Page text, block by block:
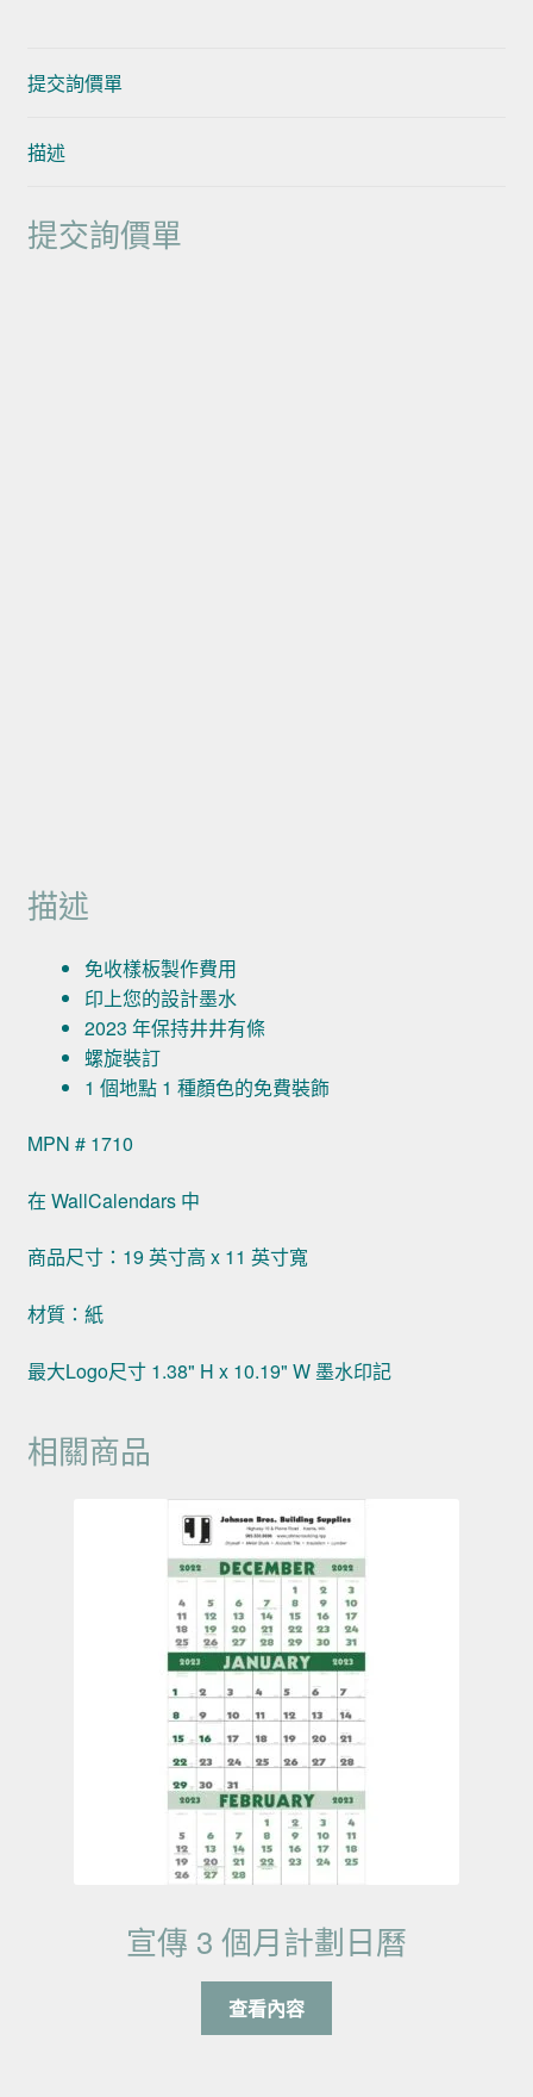
提交詢價單
描述
提交詢價單
描述
免收樣板製作費用
印上您的設計墨水
2023 年保持井井有條
螺旋裝訂
1 個地點 1 種顏色的免費裝飾
MPN # 1710
在 WallCalendars 中
商品尺寸：19 英寸高 x 11 英寸寬
材質：紙
最大Logo尺寸 1.38" H x 10.19" W 墨水印記
相關商品
宣傳 3 個月計劃日曆
查看內容